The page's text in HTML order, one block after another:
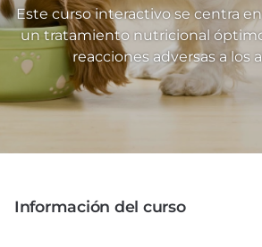
Este curso interactivo se centra
un tratamiento nutricional
reacciones adversas a los
Información del curso